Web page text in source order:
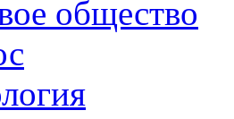
общество